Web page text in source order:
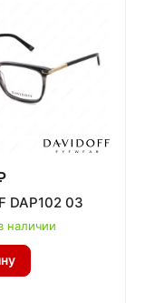
DAP102 03
наличии